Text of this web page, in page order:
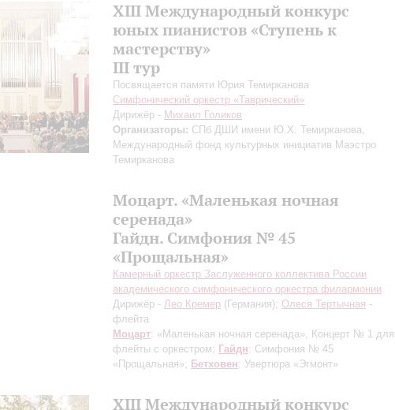
XIII Международный конкурс
юных пианистов «Ступень к
мастерству»
III тур
Посвящается памяти Юрия Темирканова
Симфонический оркестр «Таврический»
Дирижёр - Михаил Голиков
Организаторы: СПб ДШИ имени Ю.Х. Темирканова,
Международный фонд культурных инициатив Маэстро
Темирканова
Моцарт. «Маленькая ночная
серенада»
Гайдн. Симфония № 45
«Прощальная»
Камерный оркестр Заслуженного коллектива России
академического симфонического оркестра филармонии
Дирижёр - Лео Кремер (Германия); Олеся Тертычная -
флейта
Моцарт: «Маленькая ночная серенада», Концерт № 1 для
флейты с оркестром; Гайдн: Симфония № 45
«Прощальная»; Бетховен: Увертюра «Эгмонт»
XIII Международный конкурс